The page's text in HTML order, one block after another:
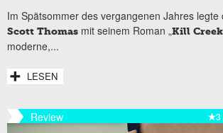
Im Spätsommer des vergangenen Jahres legte
Scott Thomas mit seinem Roman „Kill Creek
moderne,...
LESEN
Review 3